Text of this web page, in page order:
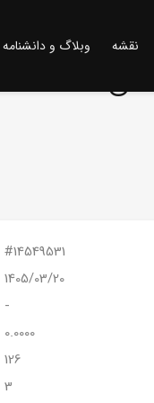
نقشه وبلاگ و دانشنامه
#14549531
1405/03/20
-
0.0000
126
3